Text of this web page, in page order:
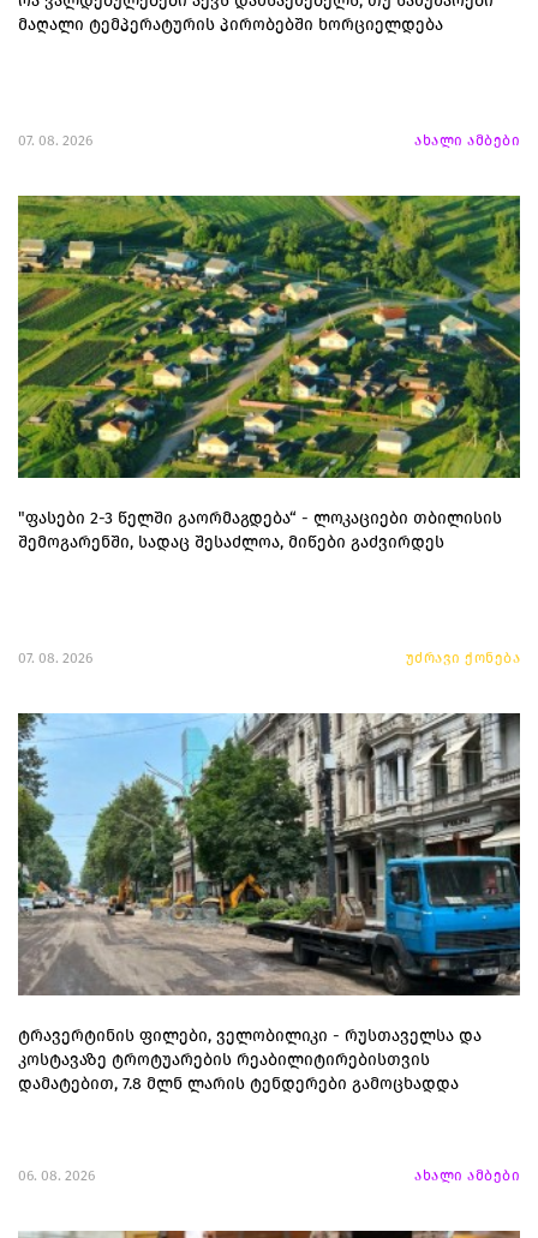
მაღალი ტემპერატურის პირობებში ხორციელდება
07. 08. 2026 ახალი ამბები
"ფასები 2-3 წელში გაორმაგდება“ - ლოკაციები თბილისის
შემოგარენში, სადაც შესაძლოა, მიწები გაძვირდეს
07. 08. 2026 უძრავი ქონება
ტრავერტინის ფილები, ველობილიკი - რუსთაველსა და
კოსტავაზე ტროტუარების რეაბილიტირებისთვის
დამატებით, 7.8 მლნ ლარის ტენდერები გამოცხადდა
06. 08. 2026 ახალი ამბები